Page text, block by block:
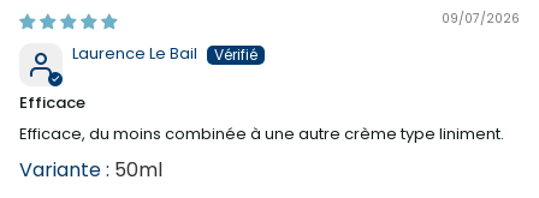
09/07/2026
Laurence Le Bail
Efficace
Efficace, du moins combinée à une autre crème type liniment.
50ml